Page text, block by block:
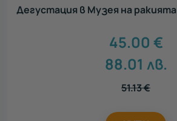
Дегустация в Музея на ракията
45.00 €
88.01 лв.
51.13€